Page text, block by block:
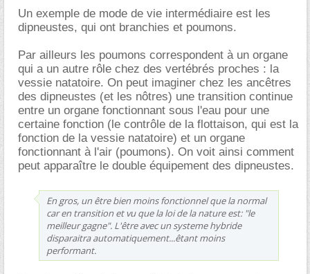
Un exemple de mode de vie intermédiaire est les
dipneustes, qui ont branchies et poumons.
Par ailleurs les poumons correspondent à un organe
qui a un autre rôle chez des vertébrés proches : la
vessie natatoire. On peut imaginer chez les ancêtres
des dipneustes (et les nôtres) une transition continue
entre un organe fonctionnant sous l'eau pour une
certaine fonction (le contrôle de la flottaison, qui est la
fonction de la vessie natatoire) et un organe
fonctionnant à l'air (poumons). On voit ainsi comment
peut apparaître le double équipement des dipneustes.
En gros, un être bien moins fonctionnel que la normal
car en transition et vu que la loi de la nature est: "le
meilleur gagne". L'être avec un systeme hybride
disparaitra automatiquement...êtant moins
performant.